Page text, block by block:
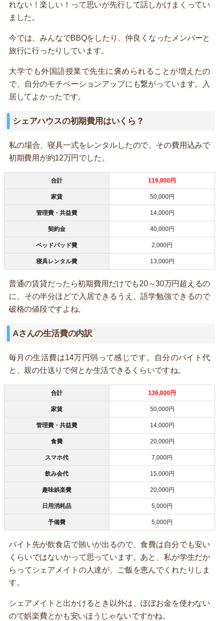
れない！楽しい！って思いが先行して話しかけまくってい
ました。
今では、みんなでBBQをしたり、仲良くなったメンバーと
旅行に行ったりしています。
大学でも外国語授業で先生に褒められることが増えたの
で、自分のモチベーションアップにも繋がっています。入
居してよかったです。
シェアハウスの初期費用はいくら？
私の場合、寝具一式をレンタルしたので、その費用込みで
初期費用が約12万円でした。
合計 119,000円
家賃 50,000円
管理費・共益費 14,000円
契約金 40,000円
ベッドパッド費 2,000円
寝具レンタル費 13,000円
普通の賃貸だったら初期費用だけでも20～30万円超えるの
に、その半分ほどで入居できるうえ、語学勉強できるので
破格の値段ですよね。
Aさんの生活費の内訳
毎月の生活費は14万円弱って感じです。自分のバイト代
と、親の仕送りで何とか生活できるくらいですね。
合計 136,000円
家賃 50,000円
管理費・共益費 14,000円
食費 20,000円
スマホ代 7,000円
飲み会代 15,000円
趣味娯楽費 20,000円
日用消耗品 5,000円
予備費 5,000円
バイト先が飲食店で賄いが出るので、食費は自分でも安い
くらいではないかって思っています。あと、私が学生だか
らってシェアメイトの人達が、ご飯を恵んでくれたりしま
す。
シェアメイトと出かけるとき以外は、ほぼお金を使わない
ので娯楽費とかも安いほうじゃないですかね。